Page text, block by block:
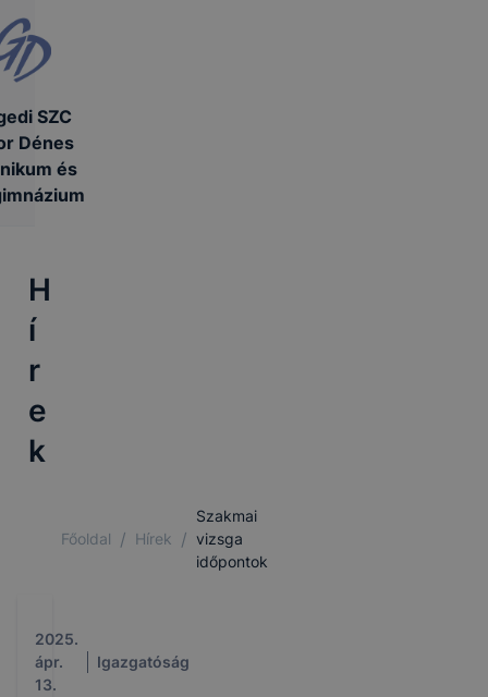
SZC
Dénes
és
H
í
r
e
k
Főoldal / Hírek /
Szakmai
vizsga
időpontok
2025.
ápr.
13.
Igazgatóság